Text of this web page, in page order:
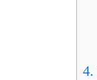
4.